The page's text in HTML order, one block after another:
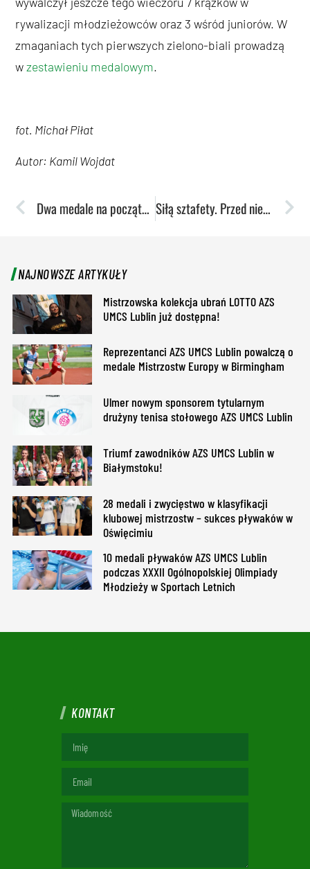
rywalizacji młodzieżowców oraz 3 wśród juniorów. W
zmaganiach tych pierwszych zielono-biali prowadzą
wzestawieniu medalowym.
fot. Michał Piłat
Autor: Kamil Wojdat
Dwa medale na początek Mistrzostw Polski Siłą sztafety. Przed niedzielą 11 medali na koncie Lublina!
NAJNOWSZE ARTYKUŁY
Mistrzowska kolekcja ubrań LOTTO AZS
UMCS Lublin już dostępna!
Reprezentanci AZS UMCS Lublin powalczą o
medale Mistrzostw Europy w Birmingham
Ulmer nowym sponsorem tytularnym
drużyny tenisa stołowego AZS UMCS Lublin
Triumf zawodników AZS UMCS Lublin w
Białymstoku!
28 medali i zwycięstwo w klasyfikacji
klubowej mistrzostw – sukces pływaków w
Oświęcimiu
10 medali pływaków AZS UMCS Lublin
podczas XXXII Ogólnopolskiej Olimpiady
Młodzieży w Sportach Letnich
KONTAKT